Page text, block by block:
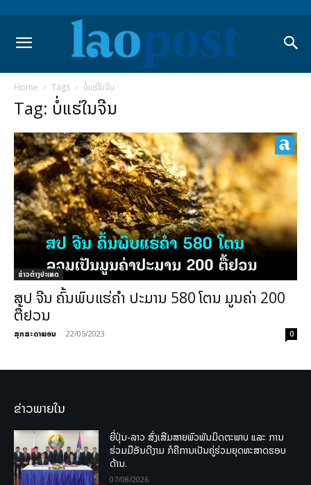
Home Tags ບໍ່ແຮ່ໃນຈີນ
Tag: ບໍ່ແຮ່ໃນຈີນ
ຂ່າວຕ່າງປະເທດ
ສປ ຈີນ ຄົ້ນພົບແຮ່ຄຳ ປະມານ 580 ໂຕນ ມູນຄ່າ 200
ຕື້ຢວນ
ສຸກສະດາພອນ - 22/05/2023 0
ຂ່າວພາຍໃນ
ຍີ່ປຸ່ນ-ລາວ ສົ່ງເສີມສາຍພົວພັນມິດຕະພາບ ແລະ ການ
ຮ່ວມມືອັນດີງາມ ກໍຄືການເປັນຄູ່ຮ່ວມຍຸດທະສາດຮອບ
ດ້ານ.
07/08/2026